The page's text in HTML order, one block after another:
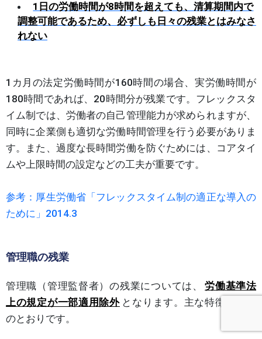
1日の労働時間が8時間を超えても、清算期間内で
調整可能であるため、必ずしも日々の残業とはみなさ
れない
1カ月の法定労働時間が160時間の場合、実労働時間が
180時間であれば、20時間分が残業です。フレックスタ
イム制では、労働者の自己管理能力が求められますが、
同時に企業側も適切な労働時間管理を行う必要がありま
す。また、過度な長時間労働を防ぐためには、コアタイ
ムや上限時間の設定などの工夫が重要です。
参考：厚生労働省「フレックスタイム制の適正な導入の
ために」2014.3
管理職の残業
管理職（管理監督者）の残業については、
労働基準法
上の規定が一部適用除外 となります。主な特徴は以下
のとおりです。